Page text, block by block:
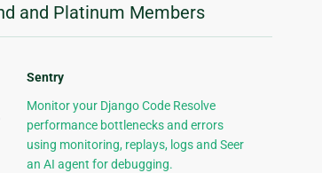
and Platinum Members
Sentry
Monitor your Django Code Resolve
performance bottlenecks and errors
using monitoring, replays, logs and Seer
an AI agent for debugging.